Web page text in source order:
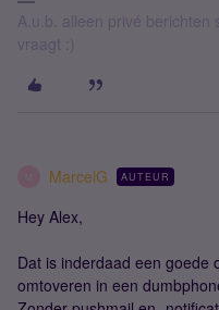
A.u.b. alleen privé berichten
vraagt :)
MarcelG AUTEUR
Hey Alex,
Dat is inderdaad een goede
omtoveren in een